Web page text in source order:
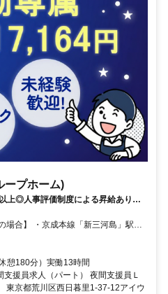
ープホーム)
上◎人事評価制度による昇給あり！
）♪働きやすい環境づくりを進めてい
場合】 ・京成本線「新三河島」駅よ
里」駅より徒歩約8分 ・JR常磐線
64系統にて王子～池袋方面へアクセ
憩180分）実働13時間
援員求人（パート） 夜間支援員Ｌ
東京都荒川区西日暮里1-37-12アイウ